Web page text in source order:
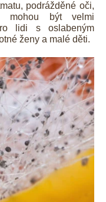
podrážděné oči,
mohou být velmi
lidi s oslabeným
ženy a malé děti.